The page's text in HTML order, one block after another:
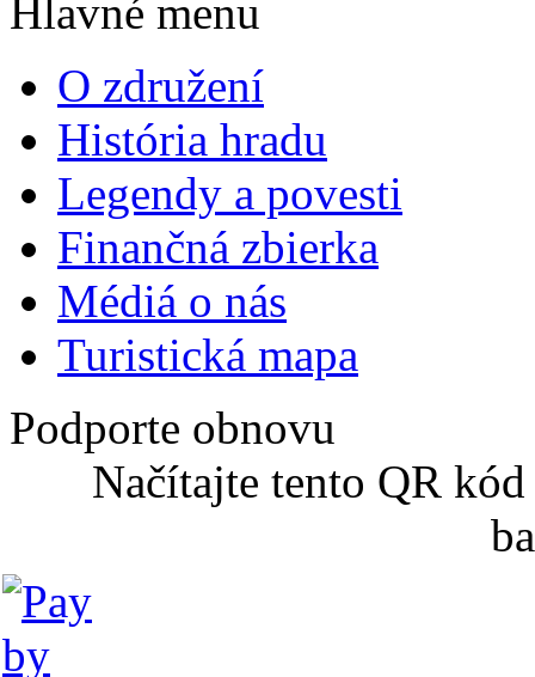
Hlavné menu
O združení
História hradu
Legendy a povesti
Finančná zbierka
Médiá o nás
Turistická mapa
Podporte obnovu
Načítajte tento QR